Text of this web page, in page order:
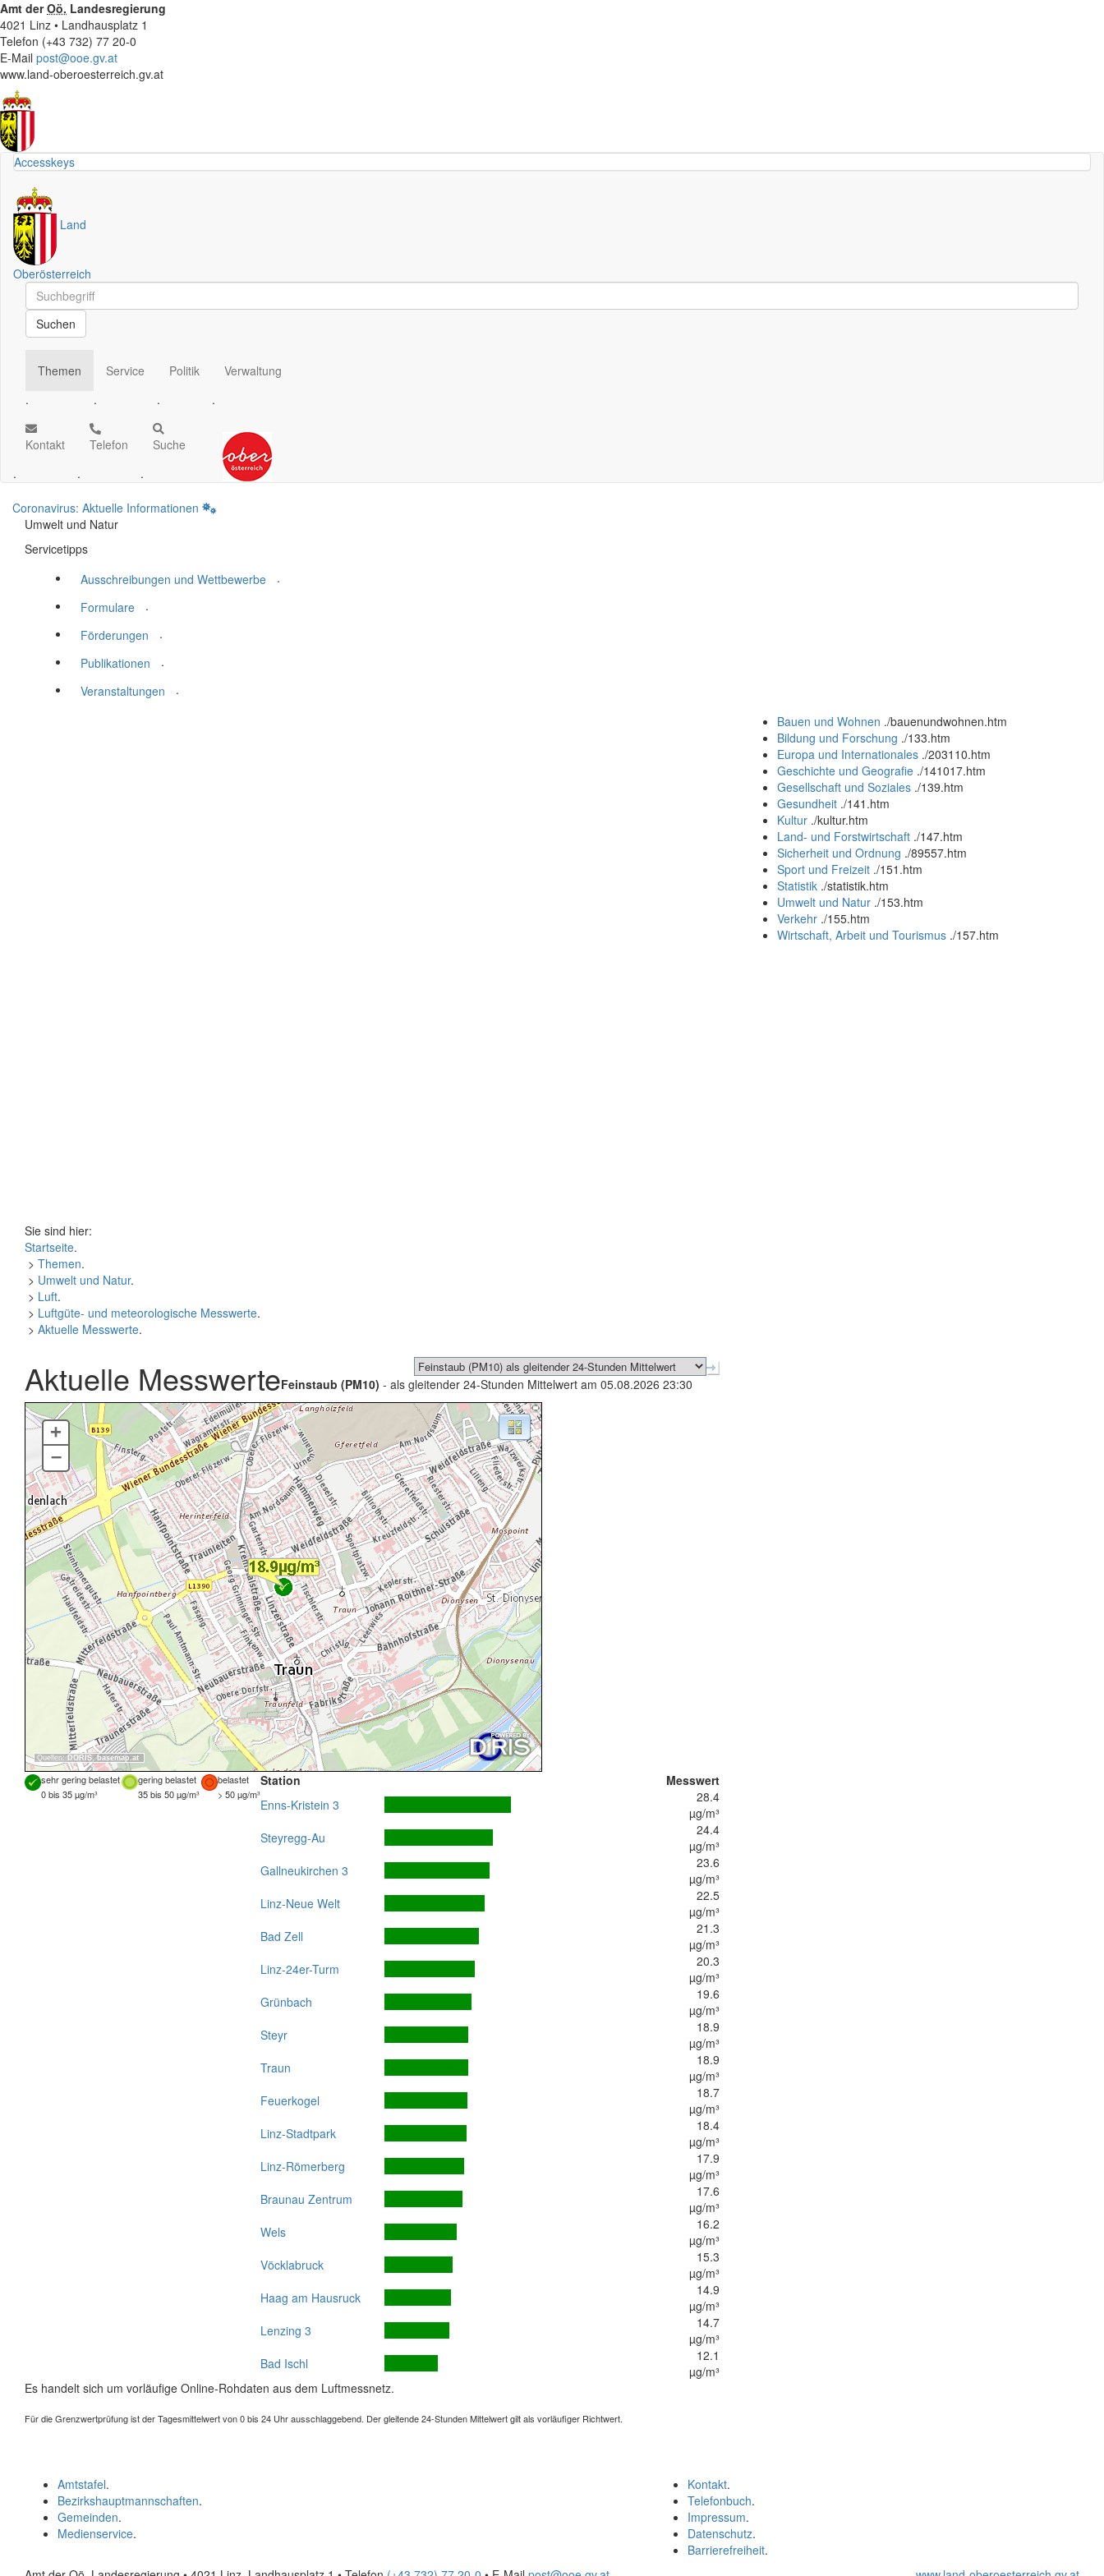
Amt derOö. Landesregierung
4021 Linz • Landhausplatz 1
Telefon (+43 732) 77 20-0
E-Mail post@ooe.gv.at
www.land-oberoesterreich.gv.at
Accesskeys
Land
Oberösterreich
Schnellsuche
Schnellsuche
Suchen
Themen
.
Service
.
Politik
.
Verwaltung
.
Kontakt
.
Telefon
.
Suche
.
Coronavirus: Aktuelle Informationen
Umwelt und Natur
Servicetipps
Ausschreibungen und Wettbewerbe
.
Formulare
.
Förderungen
.
Publikationen
.
Veranstaltungen
.
Bauen und Wohnen ./bauenundwohnen.htm
Bildung und Forschung ./133.htm
Europa und Internationales ./203110.htm
Geschichte und Geografie ./141017.htm
Gesellschaft und Soziales ./139.htm
Gesundheit ./141.htm
Kultur ./kultur.htm
Land- und Forstwirtschaft ./147.htm
Sicherheit und Ordnung ./89557.htm
Sport und Freizeit ./151.htm
Statistik ./statistik.htm
Umwelt und Natur ./153.htm
Verkehr ./155.htm
Wirtschaft, Arbeit und Tourismus ./157.htm
Sie sind hier:
Startseite.
> Themen.
> Umwelt und Natur.
> Luft.
> Luftgüte- und meteorologische Messwerte.
> Aktuelle Messwerte.
Aktuelle MesswerteFeinstaub (PM10) - als gleitender 24-Stunden Mittelwert am 05.08.2026 23:30
Quellen: DORIS, basemap.at
+
–
sehr gering belastet gering belastet
belastet
0 bis 35 µg/m³
35 bis 50 µg/m³ > 50 µg/m³
Station
Messwert
Enns-Kristein 3
28.4
µg/m³
Steyregg-Au
24.4
µg/m³
Gallneukirchen 3
23.6
µg/m³
Linz-Neue Welt
22.5
µg/m³
Bad Zell
21.3
µg/m³
Linz-24er-Turm
20.3
µg/m³
Grünbach
19.6
µg/m³
Steyr
18.9
µg/m³
Traun
18.9
µg/m³
Feuerkogel
18.7
µg/m³
Linz-Stadtpark
18.4
µg/m³
Linz-Römerberg
17.9
µg/m³
Braunau Zentrum
17.6
µg/m³
Wels
16.2
µg/m³
Vöcklabruck
15.3
µg/m³
Haag am Hausruck
14.9
µg/m³
Lenzing 3
14.7
µg/m³
Bad Ischl
12.1
µg/m³
Es handelt sich um vorläufige Online-Rohdaten aus dem Luftmessnetz.
Für die Grenzwertprüfung ist der Tagesmittelwert von 0 bis 24 Uhr ausschlaggebend. Der gleitende 24-Stunden Mittelwert gilt als vorläufiger Richtwert.
Kontakt.
Telefonbuch.
Impressum.
Datenschutz.
Barrierefreiheit.
Amtstafel.
Bezirkshauptmannschaften.
Gemeinden.
Medienservice.